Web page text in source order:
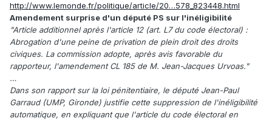
http://www.lemonde.fr/politique/article/20…578_823448.html
Amendement surprise d'un député PS sur l'inéligibilité
"Article additionnel après l'article 12 (art. L7 du code électoral) :
Abrogation d'une peine de privation de plein droit des droits
civiques. La commission adopte, après avis favorable du
rapporteur, l'amendement CL 185 de M. Jean-Jacques Urvoas."
…
Dans son rapport sur la loi pénitentiaire, le député Jean-Paul
Garraud (UMP, Gironde) justifie cette suppression de l'inéligibilité
automatique, en expliquant que l'article du code électoral en